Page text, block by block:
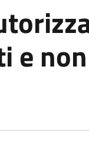
e non